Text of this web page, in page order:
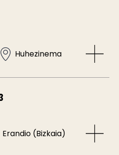
Huhezinema
Erandio (Bizkaia)